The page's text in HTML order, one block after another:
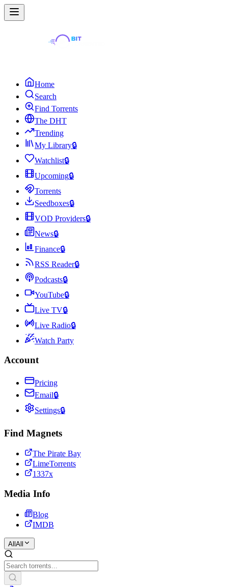
Home
Search
Find Torrents
The DHT
Trending
My Library🔒
Watchlist🔒
Upcoming🔒
Torrents
Seedboxes🔒
VOD Providers🔒
News🔒
Finance🔒
RSS Reader🔒
Podcasts🔒
YouTube🔒
Live TV🔒
Live Radio🔒
Watch Party
Account
Pricing
Email🔒
Settings🔒
Find Magnets
The Pirate Bay
LimeTorrents
1337x
Media Info
Blog
IMDB
All All